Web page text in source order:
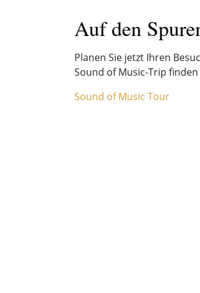
Auf den
Planen Sie jetzt Ihren
Sound of Music-Trip
Sound of Music Tour